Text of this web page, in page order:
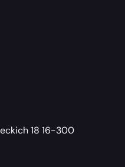
18 16-300